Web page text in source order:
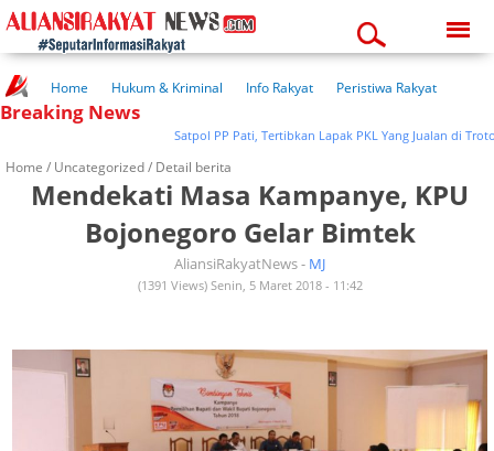
05:11:29 pm
Home Hukum & Kriminal Info Rakyat
Peristiwa Rakyat
Kuliner Rakyat
Wisata Rakyat
Kesehatan
Breaking News
Satpol PP Pati, Tertibkan Lapak PKL Yang Jualan di Trotoar
Home / Uncategorized/ Detail berita
Mendekati Masa Kampanye, KPU
Bojonegoro Gelar Bimtek
AliansiRakyatNews - MJ
(1391 Views) Senin, 5 Maret 2018 - 11:42